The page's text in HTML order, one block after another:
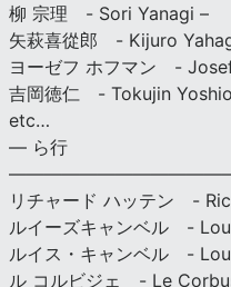
柳 宗理 - Sori Yanagi –
矢萩喜從郎 - Kijuro
ヨーゼフ ホフマン -
吉岡徳仁 - Tokujin
etc…
— ら行
リチャード ハッテン -
ルイーズキャンベル -
ルイス・キャンベル -
ル コルビジェ - Le